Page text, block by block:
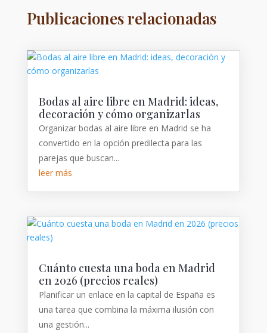
Publicaciones relacionadas
Bodas al aire libre en Madrid: ideas,
decoración y cómo organizarlas
Organizar bodas al aire libre en Madrid se ha
convertido en la opción predilecta para las
parejas que buscan...
leer más
Cuánto cuesta una boda en Madrid
en 2026 (precios reales)
Planificar un enlace en la capital de España es
una tarea que combina la máxima ilusión con
una gestión...